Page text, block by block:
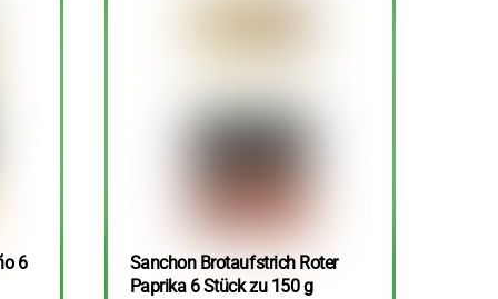
6
Sanchon Brotaufstrich Roter
Paprika 6 Stück zu 150 g